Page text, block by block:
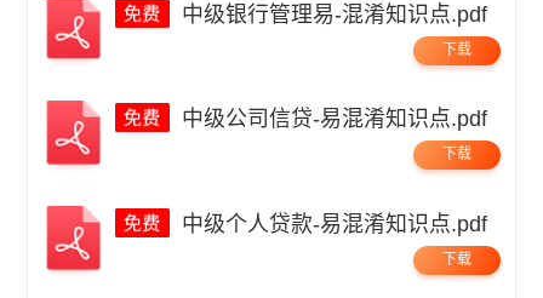
中级银行管理易-混淆知识点.pdf
下载
中级公司信贷-易混淆知识点.pdf
下载
中级个人贷款-易混淆知识点.pdf
下载